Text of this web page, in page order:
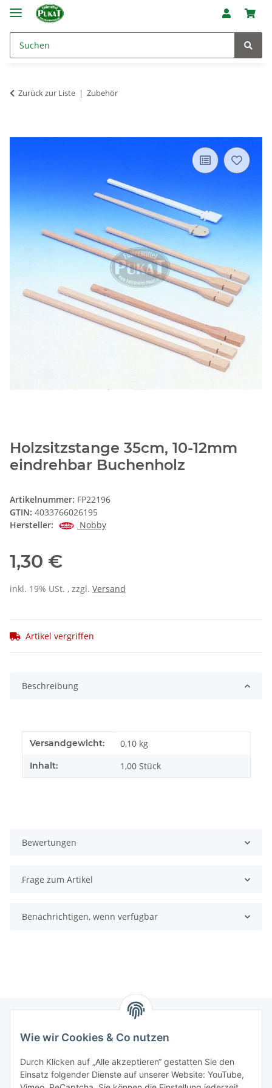
Wie wir Cookies & Co nutzen
Durch Klicken auf „Alle akzeptieren“ gestatten Sie den
Einsatz folgender Dienste auf unserer Website: YouTube,
Zurück zur Liste Zubehör
Holzsitzstange 35cm, 10-12mm
eindrehbar Buchenholz
Artikelnummer: FP22196
GTIN: 4033766026195
Hersteller:
Nobby
1,30 €
inkl. 19% USt. , zzgl. Versand
Artikel vergriffen
Beschreibung
Produkteigenschaft
Wert
Versandgewicht: 0,10 kg
Inhalt: 1,00 Stück
Bewertungen
Frage zum Artikel
Benachrichtigen, wenn verfügbar
Informationen
Gesetzliche Informationen